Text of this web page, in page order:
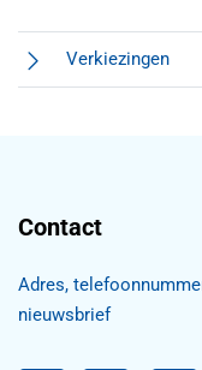
Verkiezingen
Contact
Adres,
nieuwsbrief